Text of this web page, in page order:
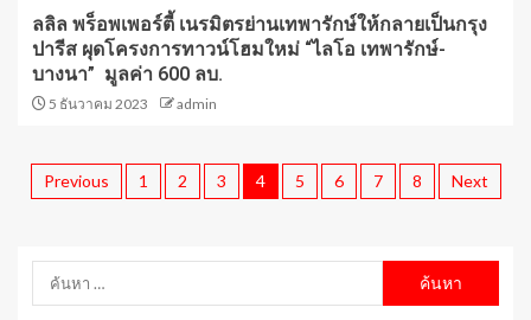
ลลิล พร็อพเพอร์ตี้ เนรมิตรย่านเทพารักษ์ให้กลายเป็นกรุง
ปารีส ผุดโครงการทาวน์โฮมใหม่ “ไลโอ เทพารักษ์-
บางนา” มูลค่า 600 ลบ.
5 ธันวาคม 2023 admin
Previous 1 2 3 4 5 6 7 8 Next